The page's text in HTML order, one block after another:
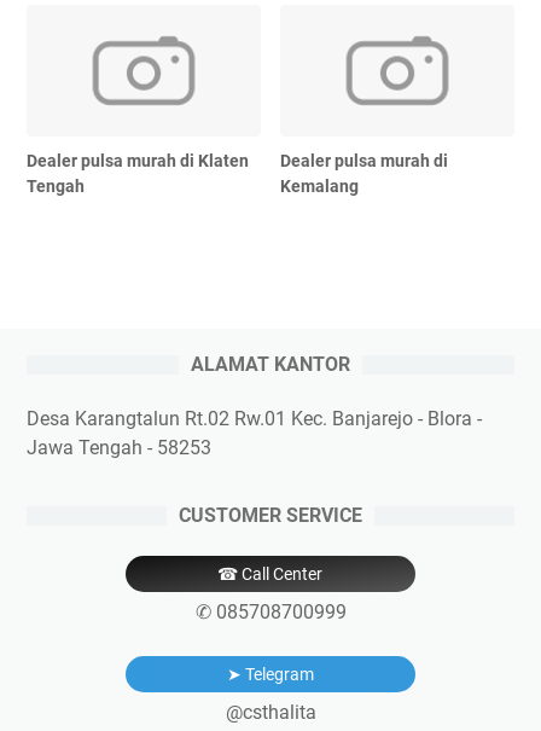
Dealer pulsa murah di Klaten
Tengah
Dealer pulsa murah di
Kemalang
ALAMAT KANTOR
Desa Karangtalun Rt.02 Rw.01 Kec. Banjarejo - Blora -
Jawa Tengah - 58253
CUSTOMER SERVICE
☎ Call Center
✆ 085708700999
➤ Telegram
@csthalita